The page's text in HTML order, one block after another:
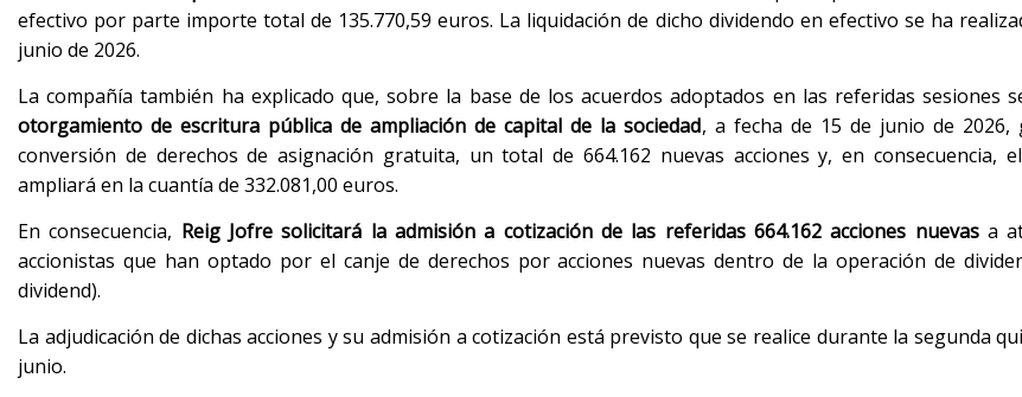
efectivo por parte importe total de 135.770,59 euros. La liquidación de dicho dividendo en efectivo se ha
junio de 2026.
La compañía también ha explicado que, sobre la base de los acuerdos adoptados en las referidas sesiones
otorgamiento de escritura pública de ampliación de capital de la sociedad, a fecha de 15 de junio de 2026,
conversión de derechos de asignación gratuita, un total de 664.162 nuevas acciones y, en consecuencia,
ampliará en la cuantía de 332.081,00 euros.
En consecuencia, Reig Jofre solicitará la admisión a cotización de las referidas 664.162 acciones nuevasa
accionistas que han optado por el canje de derechos por acciones nuevas dentro de la operación de
dividend).
La adjudicación de dichas acciones y su admisión a cotización está previsto que se realice durante la segunda
junio.